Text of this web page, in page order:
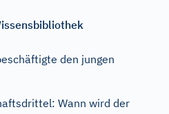
den jungen
Wann wird der